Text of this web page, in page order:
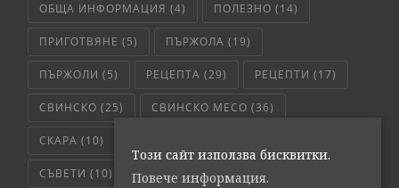
ОБЩА ИНФОРМАЦИЯ (4) ПОЛЕЗНО (14)
ПРИГОТВЯНЕ (5) ПЪРЖОЛА (19)
ПЪРЖОЛИ (5) РЕЦЕПТА (29) РЕЦЕПТИ (17)
СВИНСКО (25) СВИНСКО МЕСО (36)
СКАРА (10)
СЪВЕТИ (10) ТЕЛЕШКО(7)
Този сайт използва бисквитки.
Повече информация.